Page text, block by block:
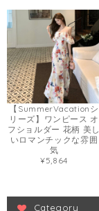
【SummerVacationシ
リーズ】ワンピース オ
フショルダー 花柄 美し
いロマンチックな雰囲
気
¥5,864
Category